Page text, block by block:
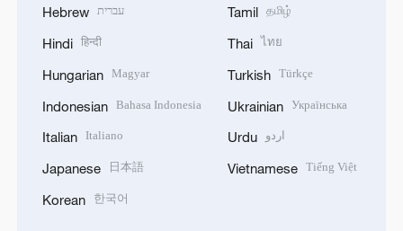
Hebrew עברית
Hindi हिन्दी
Hungarian Magyar
Indonesian Bahasa Indonesia
Italian Italiano
Japanese 日本語
Korean 한국어
Tamil தமிழ்
Thai ไทย
Turkish Türkçe
Ukrainian Українська
Urdu اردو
Vietnamese Tiếng Việt